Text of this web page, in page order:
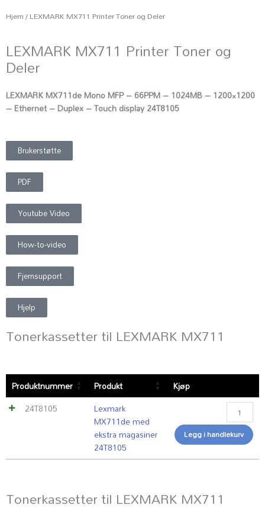
Hjem/ LEXMARK MX711 Printer Toner og Deler
LEXMARK MX711 Printer Toner og
Deler
LEXMARK MX711de Mono MFP – 66PPM – 1024MB – 1200×1200
– Ethernet – Duplex – Touch display 24T8105
Brukerstøtte
PDF
Youtube Video
How-to-video
Fjernsupport
Hjelp
Tonerkassetter til LEXMARK MX711
Produktnummer Produkt
Kjøp
24T8105
Lexmark
MX711de med
ekstra magasiner
24T8105
Lexmark
med
ekstra
magasiner
24T8105
Legg i handlekurv
Tonerkassetter til LEXMARK MX711